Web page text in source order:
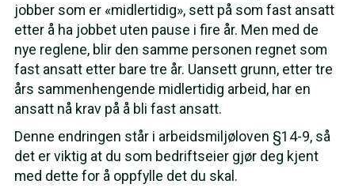
jobber som er «midlertidig», sett på som fast ansatt
etter å ha jobbet uten pause i fire år. Men med de
nye reglene, blir den samme personen regnet som
fast ansatt etter bare tre år. Uansett grunn, etter tre
års sammenhengende midlertidig arbeid, har en
ansatt nå krav på å bli fast ansatt.
Denne endringen står i arbeidsmiljøloven §14-9, så
det er viktig at du som bedriftseier gjør deg kjent
med dette for å oppfylle det du skal.